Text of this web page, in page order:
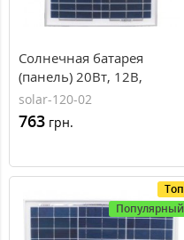
Солнечная батарея
(панель) 20Вт, 12В,
поликристаллическая,
Perlight Solar
solar-120-02
763 грн.
Топ
Популярный